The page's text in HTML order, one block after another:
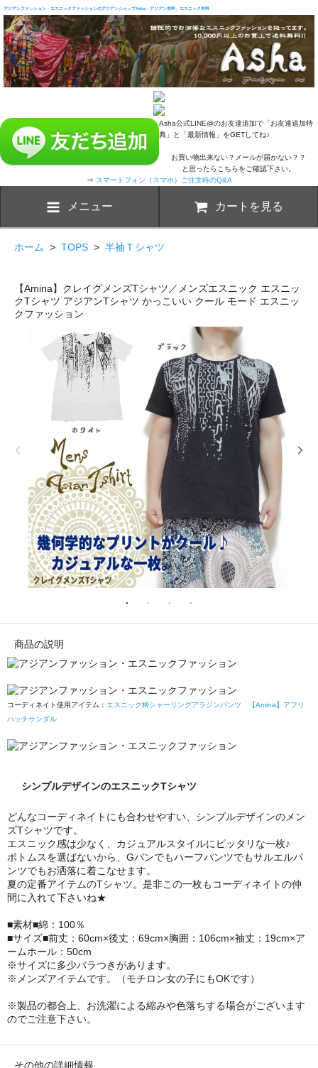
アジアンファッション・エスニックファッションのアジアンショップAsha・アジアン衣料、エスニック衣料
Asha公式LINE@のお友達追加で「お友達追加特
典」と「最新情報」をGETしてね♪
お買い物出来ない？メールが届かない？？
と思ったらこちらをご確認下さい。
⇒ スマートフォン（スマホ）ご注文時のQ&A
メニュー カートを見る
ホーム > TOPS > 半袖Ｔシャツ
【Amina】クレイグメンズTシャツ／メンズエスニック エスニッ
クTシャツ アジアンTシャツ かっこいい クール モード エスニッ
クファッション
商品の説明
コーディネイト使用アイテム： エスニック柄シャーリングアラジンパンツ
【Amina】アフリ
ハッチサンダル
シンプルデザインのエスニックTシャツ
どんなコーディネイトにも合わせやすい、シンプルデザインのメン
ズTシャツです。
エスニック感は少なく、カジュアルスタイルにピッタリな一枚♪
ボトムスを選ばないから、Gパンでもハーフパンツでもサルエルパ
ンツでもお洒落に着こなせます。
夏の定番アイテムのTシャツ。是非この一枚もコーディネイトの仲
間に入れて下さいね★
■素材■綿：100％
■サイズ■前丈：60cm×後丈：69cm×胸囲：106cm×袖丈：19cm×ア
ームホール：50cm
※サイズに多少バラつきがあります。
※メンズアイテムです。（モチロン女の子にもOKです）
※製品の都合上、お洗濯による縮みや色落ちする場合がございます
のでご注意下さい。
その他の詳細情報